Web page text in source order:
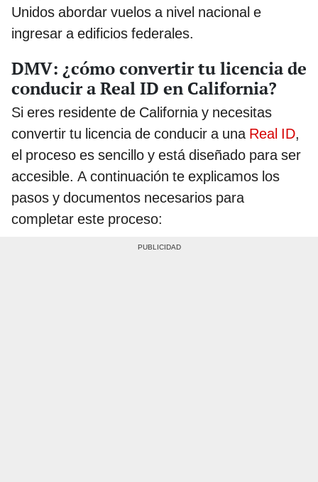
Unidos abordar vuelos a nivel nacional e
ingresar a edificios federales.
DMV: ¿cómo convertir tu licencia de
conducir a Real ID en California?
Si eres residente de California y necesitas
convertir tu licencia de conducir a unaReal ID,
el proceso es sencillo y está diseñado para ser
accesible. A continuación te explicamos los
pasos y documentos necesarios para
completar este proceso: